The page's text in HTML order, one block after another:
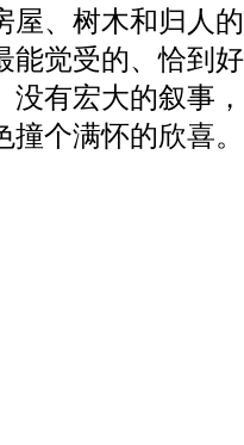
、树木和归人
觉受的、恰到好
没有宏大的叙事
个满怀的欣喜